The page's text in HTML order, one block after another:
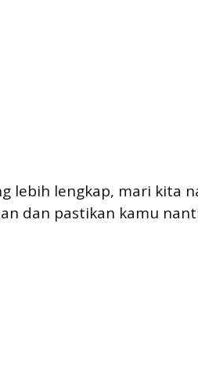
lebih lengkap, mari kita
dan pastikan kamu